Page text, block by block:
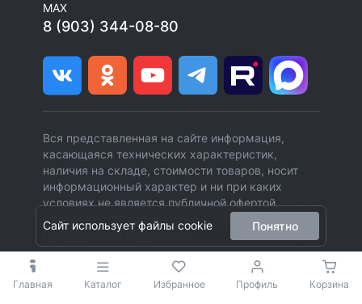
Главная Каталог Избранное Профиль Корзина
Сайт использует файлы cookie Понятно
MAX
8 (903) 344-08-80
Вся представленная на сайте информация,
касающаяся технических характеристик,
наличия на складе, стоимости товаров, носит
информационный характер и ни при каких
условиях не является публичной офертой,
определяемой положениями Статьи 437 (2)
Гражданского кодекса РФ.